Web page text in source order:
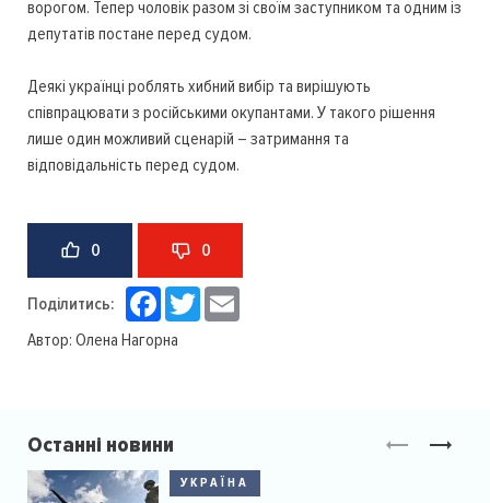
ворогом. Тепер чоловік разом зі своїм заступником та одним із
депутатів постане перед судом.
Деякі українці роблять хибний вибір та вирішують
співпрацювати з російськими окупантами. У такого рішення
лише один можливий сценарій – затримання та
відповідальність перед судом.
0 0
Поділитись: Facebook
Twitter
Автор: Олена Нагорна
Останні новини
УКРАЇНА